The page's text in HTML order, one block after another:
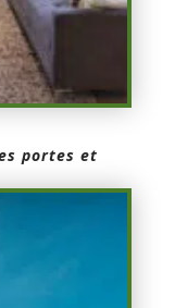
portes et